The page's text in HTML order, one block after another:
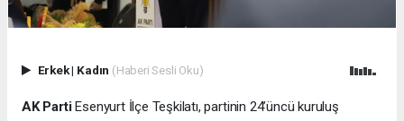
Erkek| Kadın (Haberi Sesli Oku)
AK PartiEsenyurt İlçe Teşkilatı, partinin 24’üncü kuruluş